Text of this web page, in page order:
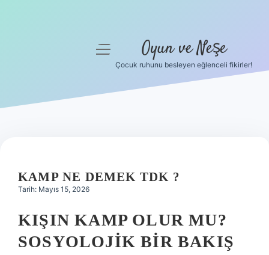
Hakkımızda
menüyü
Oyun ve Neşe
Çocuk ruhunu besleyen eğlenceli fikirler!
KAMP NE DEMEK TDK ?
Tarih: Mayıs 15, 2026
KIŞIN KAMP OLUR MU?
SOSYOLOJIK BIR BAKIŞ